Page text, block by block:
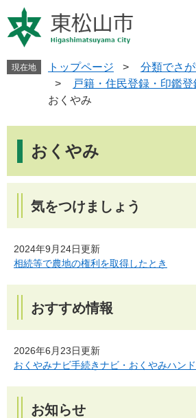
ー
ジ
ニ
ュ
現在地 トップページ > 分類でさ
>
戸籍・住民登録・印鑑登
おくやみ
おくやみ
気をつけましょう
2024年9月24日更新
相続等で農地の権利を取得したとき
おすすめ情報
2026年6月23日更新
おくやみナビ手続きナビ・おくやみハン
お知らせ